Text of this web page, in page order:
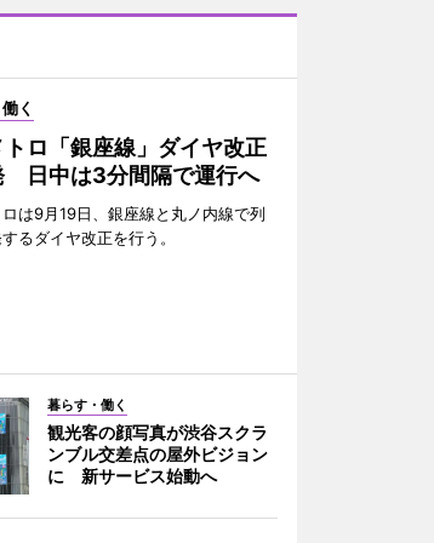
く
ロ「銀座線」ダイヤ改正
日中は3分間隔で運行へ
は9月19日、銀座線と丸ノ内線で列
るダイヤ改正を行う。
暮らす・働く
観光客の顔写真が渋谷スクラ
ンブル交差点の屋外ビジョン
に 新サービス始動へ